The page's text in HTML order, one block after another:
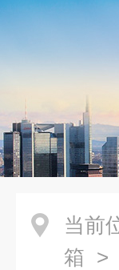
当前
箱 >